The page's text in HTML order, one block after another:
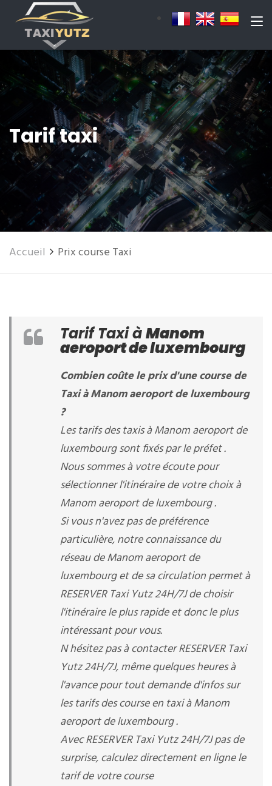
Tarif taxi
Accueil Prix course Taxi
Tarif Taxi àManom
aeroport de luxembourg
Combien coûte le prix d'une course de
Taxi à Manom aeroport de luxembourg
?
Les tarifs des taxis à Manom aeroport de
luxembourg sont fixés par le préfet .
Nous sommes à votre écoute pour
sélectionner l'itinéraire de votre choix à
Manom aeroport de luxembourg .
Si vous n'avez pas de préférence
particulière, notre connaissance du
réseau de Manom aeroport de
luxembourg et de sa circulation permet à
RESERVER Taxi Yutz 24H/7J de choisir
l'itinéraire le plus rapide et donc le plus
intéressant pour vous.
N hésitez pas à contacter RESERVER Taxi
Yutz 24H/7J, même quelques heures à
l'avance pour tout demande d'infos sur
les tarifs des course en taxi à Manom
aeroport de luxembourg .
Avec RESERVER Taxi Yutz 24H/7J pas de
surprise, calculez directement en ligne le
tarif de votre course